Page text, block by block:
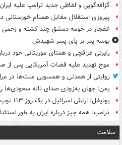
گزافه‌گویی و لفاظی جدید ترامپ علیه ایران
پیروزی استقلال مقابل همنام خوزستانی
انفجار در حومه دمشق چند کشته و زخمی
بوسه‌ پدر بر پای پسر شهیدش
رایزنی عراقچی و همتای موریتانی خود
موج تهدید علیه قضات آمریکایی پس از
روایتی از همدلی و همسویی ملت‌ها در
یمن: جهان به‌زودی صدای ناله سعودی‌ها
یونیفل: ارتش اسرائیل در یک روز ۱۱۳ توپ به جنوب لبنان شلیک کرده است
ترامپ: همه چیز درباره ایران به طور
سلامت